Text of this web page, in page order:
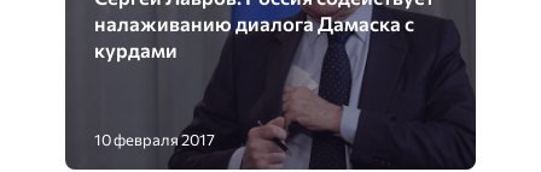
налаживанию диалога Дамаска с
курдами
10 февраля 2017